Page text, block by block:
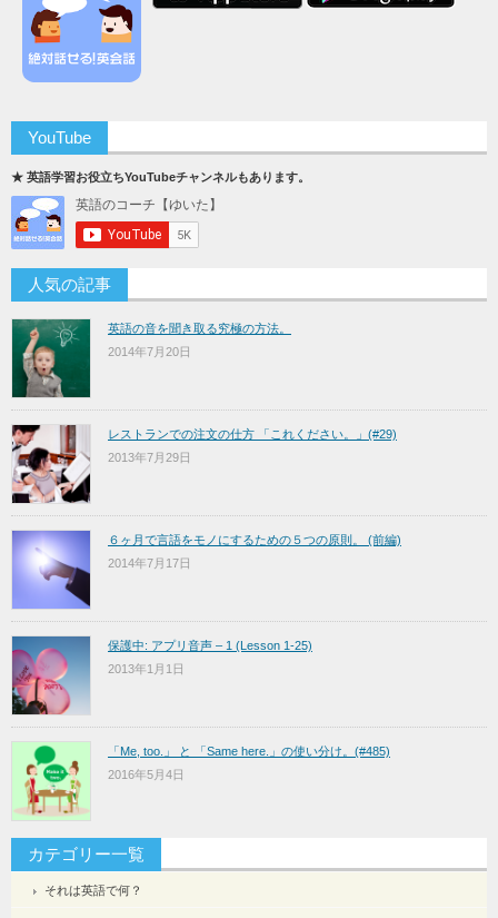
YouTube
★ 英語学習お役立ちYouTubeチャンネルもあります。
人気の記事
英語の音を聞き取る究極の方法。
2014年7月20日
レストランでの注文の仕方 「これください。」(#29)
2013年7月29日
６ヶ月で言語をモノにするための５つの原則。 (前編)
2014年7月17日
保護中: アプリ音声 – 1 (Lesson 1-25)
2013年1月1日
「Me, too.」 と 「Same here.」の使い分け。(#485)
2016年5月4日
カテゴリー一覧
それは英語で何？